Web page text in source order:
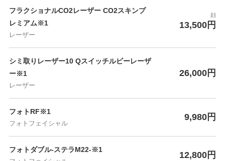
フラクショナルCO2レーザー CO2スキンプ
レミアム※1
レーザー
顔
13,500円
シミ取りレーザー10 Qスイッチルビーレーザ
ー※1
レーザー
26,000円
フォトRF※1
フォトフェイシャル
9,980円
フォトダブル-ステラM22-※1
12,800円